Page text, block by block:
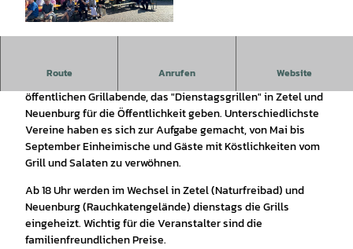
Route Anrufen Website
Auch in diesem Jahr wird es wieder die beliebten
öffentlichen Grillabende, das "Dienstagsgrillen" in Zetel und
Neuenburg für die Öffentlichkeit geben. Unterschiedlichste
Vereine haben es sich zur Aufgabe gemacht, von Mai bis
September Einheimische und Gäste mit Köstlichkeiten vom
Grill und Salaten zu verwöhnen.
Ab 18 Uhr werden im Wechsel in Zetel (Naturfreibad) und
Neuenburg (Rauchkatengelände) dienstags die Grills
eingeheizt. Wichtig für die Veranstalter sind die
familienfreundlichen Preise.